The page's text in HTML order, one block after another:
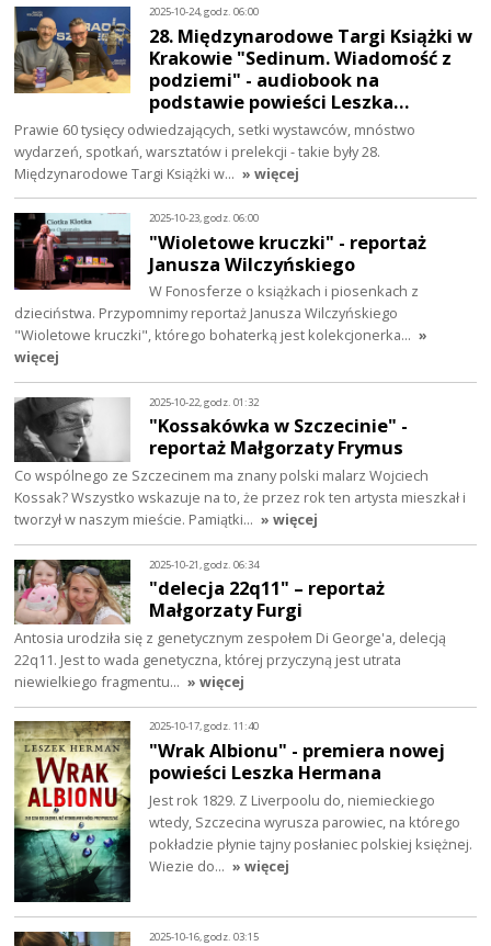
2025-10-24, godz. 06:00
28. Międzynarodowe Targi Książki w
Krakowie "Sedinum. Wiadomość z
podziemi" - audiobook na
podstawie powieści Leszka…
Prawie 60 tysięcy odwiedzających, setki wystawców, mnóstwo
wydarzeń, spotkań, warsztatów i prelekcji - takie były 28.
Międzynarodowe Targi Książki w… » więcej
2025-10-23, godz. 06:00
"Wioletowe kruczki" - reportaż
Janusza Wilczyńskiego
W Fonosferze o książkach i piosenkach z
dzieciństwa. Przypomnimy reportaż Janusza Wilczyńskiego
"Wioletowe kruczki", którego bohaterką jest kolekcjonerka… »
więcej
2025-10-22, godz. 01:32
"Kossakówka w Szczecinie" -
reportaż Małgorzaty Frymus
Co wspólnego ze Szczecinem ma znany polski malarz Wojciech
Kossak? Wszystko wskazuje na to, że przez rok ten artysta mieszkał i
tworzył w naszym mieście. Pamiątki… » więcej
2025-10-21, godz. 06:34
"delecja 22q11" – reportaż
Małgorzaty Furgi
Antosia urodziła się z genetycznym zespołem Di George'a, delecją
22q11. Jest to wada genetyczna, której przyczyną jest utrata
niewielkiego fragmentu… » więcej
2025-10-17, godz. 11:40
"Wrak Albionu" - premiera nowej
powieści Leszka Hermana
Jest rok 1829. Z Liverpoolu do, niemieckiego
wtedy, Szczecina wyrusza parowiec, na którego
pokładzie płynie tajny posłaniec polskiej księżnej.
Wiezie do… » więcej
2025-10-16, godz. 03:15